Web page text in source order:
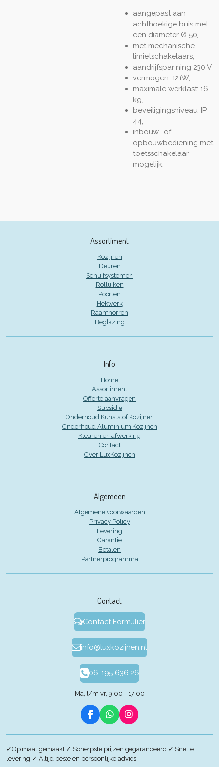
aangepast aan
achthoekige buis met
een diameter Ø 50,
met mechanische
limietschakelaars,
aandrijfspanning 230 V
vermogen: 121W,
maximale werklast: 16
kg,
beveiligingsniveau: IP
44,
inbouw- of
opbouwbediening met
toetsschakelaar
mogelijk.
Assortiment
Kozijnen
Deuren
Schuifsystemen
Rolluiken
Poorten
Hekwerk
Raamhorren
Beglazing
Info
Home
Assortiment
Offerte aanvragen
Subsidie
Onderhoud Kunststof Kozijnen
Onderhoud Aluminium Kozijnen
Kleuren en afwerking
Contact
Over LuxKozijnen
Algemeen
Algemene voorwaarden
Privacy Policy
Levering
Garantie
Betalen
Partnerprogramma
Contact
Contact Formulier
info@luxkozijnen.nl
06-195 636 26
Ma, t/m vr, 9:00 - 17:00
F
a
c
b
o
W
h
a
t
s
A
I
n
s
a
g
✓Op maat gemaakt ✓ Scherpste prijzen gegarandeerd ✓ Snelle
levering ✓ Altijd beste en persoonlijke advies